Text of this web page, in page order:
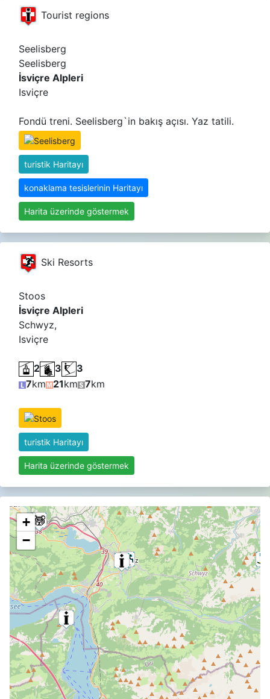
Tourist regions
Seelisberg
Seelisberg
İsviçre Alpleri
Isviçre
Fondü treni. Seelisberg`in bakış açısı. Yaz tatili.
turistik Haritayı
konaklama tesislerinin Haritayı
Harita üzerinde göstermek
Ski Resorts
Stoos
İsviçre Alpleri
Schwyz,
Isviçre
2 3
3
7km 21km 7km
turistik Haritayı
Harita üzerinde göstermek
+
−